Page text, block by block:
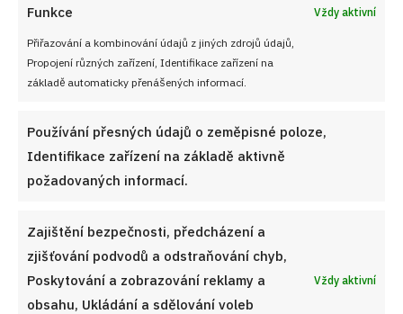
Funkce Vždy aktivní
Přiřazování a kombinování údajů z jiných zdrojů údajů,
Propojení různých zařízení, Identifikace zařízení na
základě automaticky přenášených informací.
Používání přesných údajů o zeměpisné poloze,
Identifikace zařízení na základě aktivně
požadovaných informací.
Zajištění bezpečnosti, předcházení a
zjišťování podvodů a odstraňování chyb,
Poskytování a zobrazování reklamy a
obsahu, Ukládání a sdělování voleb
Vždy aktivní